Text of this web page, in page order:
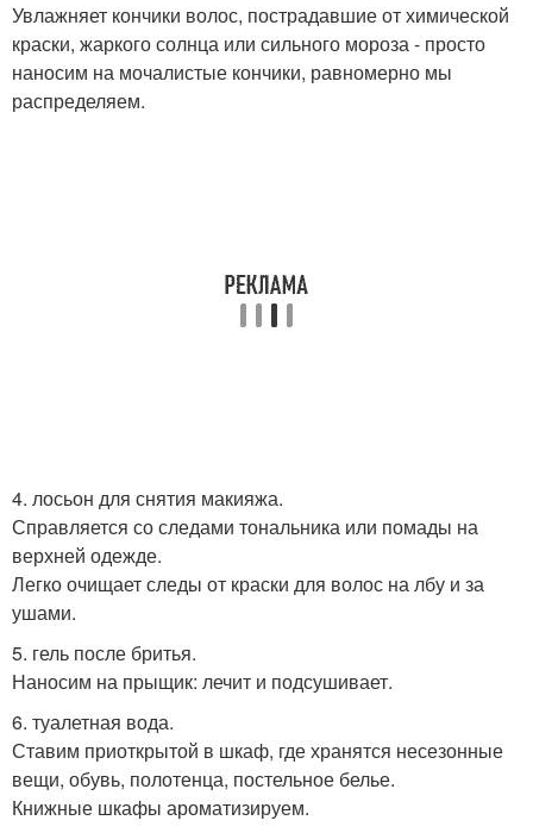
Увлажняет кончики волос, пострадавшие от химической
краски, жаркого солнца или сильного мороза - просто
наносим на мочалистые кончики, равномерно мы
распределяем.
4. лосьон для снятия макияжа.
Справляется со следами тональника или помады на
верхней одежде.
Легко очищает следы от краски для волос на лбу и за
ушами.
5. гель после бритья.
Наносим на прыщик: лечит и подсушивает.
6. туалетная вода.
Ставим приоткрытой в шкаф, где хранятся несезонные
вещи, обувь, полотенца, постельное белье.
Книжные шкафы ароматизируем.